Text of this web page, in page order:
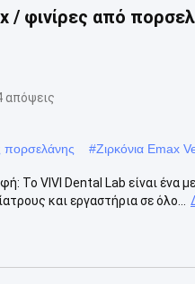
/ φινίρες από
απόψεις
πορσελάνης #Ζιρκόνια Emax
Το VIVI Dental Lab είναι ένα
και εργαστήρια σε όλο...